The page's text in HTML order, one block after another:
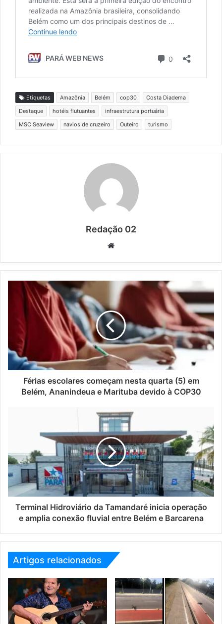
Etiquetas Amazônia Belém cop30
Costa Diadema
Destaque
hotéis flutuantes
infraestrutura portuária
MSC Seaview
navios de cruzeiro Outeiro turismo
Redação 02
Website
Férias escolares começam nesta quarta (5) em
Belém, Ananindeua e Marituba devido à COP30
Terminal Hidroviário da Tamandaré inicia operação
e amplia conexão fluvial entre Belém e Barcarena
Artigos relacionados